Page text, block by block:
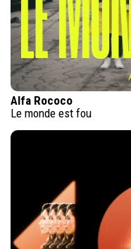
Alfa Rococo
Le monde est fou